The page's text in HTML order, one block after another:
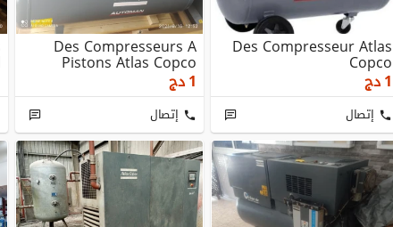
Des Compresseur Atlas
Copco
1دج
إتصال
Des Compresseurs A
Pistons Atlas Copco
1دج
إتصال